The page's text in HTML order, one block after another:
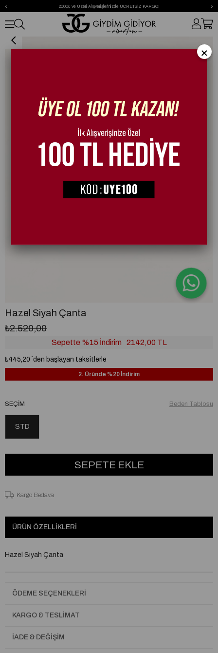
2000₺ ve Üzeri Alışverişlerinizde ÜCRETSİZ KARGO!
‹ ›
Hazel Siyah Çanta
Hazel Siyah Çanta
₺2.520,00
Sepette %15 İndirim 2142,00 TL
₺445,20 `den başlayan taksitlerle
2. Üründe %20 İndirim
Beden Tablosu
SEÇIM
STD
Kargo Bedava
ÜRÜN ÖZELLIKLERI
Hazel Siyah Çanta
ÖDEME SEÇENEKLERI
KARGO & TESLIMAT
İADE & DEĞIŞIM
×